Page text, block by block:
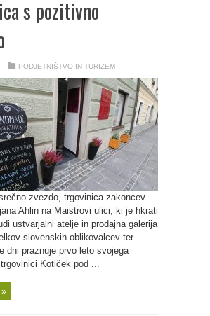
s pozitivno
PODJETNIŠTVO IN TURIZEM
zvezdo, trgovinica zakoncev
Ahlin na Maistrovi ulici, ki je hkrati
ustvarjalni atelje in prodajna galerija
slovenskih oblikovalcev ter
dni praznuje prvo leto svojega
Kotiček pod ...